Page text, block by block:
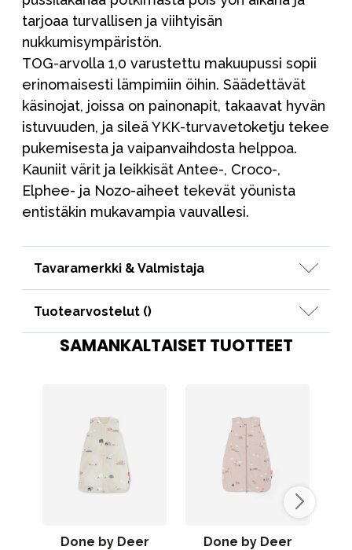
tarjoaa turvallisen ja viihtyisän
nukkumisympäristön.
TOG-arvolla 1,0 varustettu makuupussi sopii
erinomaisesti lämpimiin öihin. Säädettävät
käsinojat, joissa on painonapit, takaavat hyvän
istuvuuden, ja sileä YKK-turvavetoketju tekee
pukemisesta ja vaipanvaihdosta helppoa.
Kauniit värit ja leikkisät Antee-, Croco-,
Elphee- ja Nozo-aiheet tekevät yöunista
entistäkin mukavampia vauvallesi.
Tavaramerkki & Valmistaja
Tuotearvostelut ()
SAMANKALTAISET TUOTTEET
Done by Deer
Done by Deer